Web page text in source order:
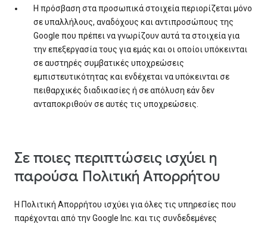
Η πρόσβαση στα προσωπικά στοιχεία περιορίζεται μόνο
σε υπαλλήλους, αναδόχους και αντιπροσώπους της
Google που πρέπει να γνωρίζουν αυτά τα στοιχεία για
την επεξεργασία τους για εμάς και οι οποίοι υπόκεινται
σε αυστηρές συμβατικές υποχρεώσεις
εμπιστευτικότητας και ενδέχεται να υπόκεινται σε
πειθαρχικές διαδικασίες ή σε απόλυση εάν δεν
ανταποκριθούν σε αυτές τις υποχρεώσεις.
Σε ποιες περιπτώσεις ισχύει η
παρούσα Πολιτική Απορρήτου
Η Πολιτική Απορρήτου ισχύει για όλες τις υπηρεσίες που
παρέχονται από την Google Inc. και τις συνδεδεμένες